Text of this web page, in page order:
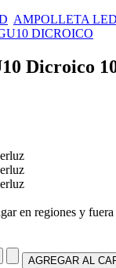
AMPOLLETA
DICROICO
Dicroico
en regiones y